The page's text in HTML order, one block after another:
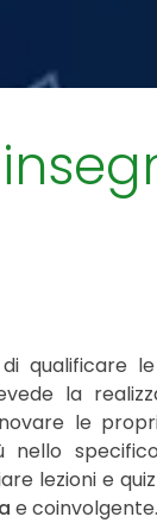
qualificare le
la
le
nello
lezioni e
e coinvolgente.